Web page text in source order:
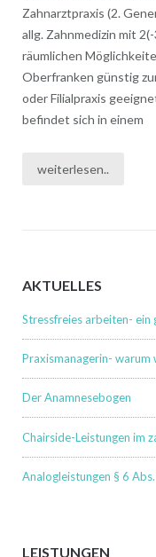
Zahnarztpraxis (2.
allg. Zahnmedizin mit
räumlichen
Oberfranken günstig
oder Filialpraxis
befindet sich in einem
weiterlesen..
AKTUELLES
Stressfreies arbeiten- ein
Praxismanagerin- warum
Der Anamnesebogen
Chairside-Leistungen im
Analogleistungen § 6
LEISTUNGEN